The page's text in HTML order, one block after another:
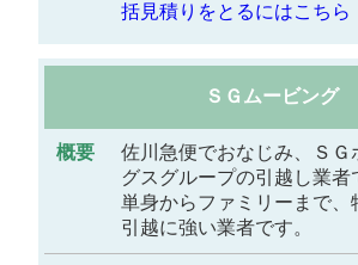
括見積りをとるにはこちら
ＳＧムービング
佐川急便でおなじみ、ＳＧ
グスグループの引越し業者
単身からファミリーまで、
引越に強い業者です。